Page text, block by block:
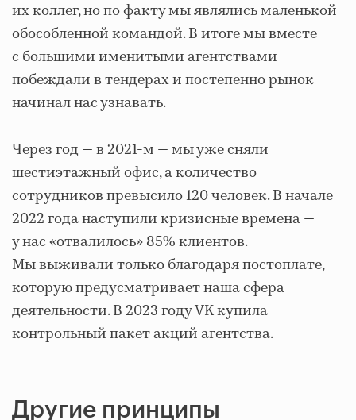
их коллег, но по факту мы являлись маленькой
обособленной командой. В итоге мы вместе
с большими именитыми агентствами
побеждали в тендерах и постепенно рынок
начинал нас узнавать.
Через год — в 2021-м — мы уже сняли
шестиэтажный офис, а количество
сотрудников превысило 120 человек. В начале
2022 года наступили кризисные времена —
у нас «отвалилось» 85% клиентов.
Мы выживали только благодаря постоплате,
которую предусматривает наша сфера
деятельности. В 2023 году VK купила
контрольный пакет акций агентства.
Другие принципы